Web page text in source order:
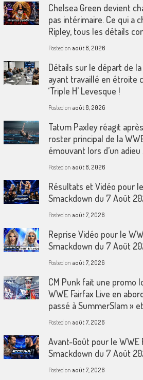
Chelsea Green devient
pas intérimaire. Ce qui a
Ripley, tous les détails
Posted on août 8, 2026
Détails sur le départ de
ayant travaillé en étroite
‘Triple H’ Levesque !
Posted on août 8, 2026
Tatum Paxley réagit
roster principal de la
émouvant lors d’un adieu
Posted on août 8, 2026
Résultats et Vidéo pour
Smackdown du 7 Août
Posted on août 7, 2026
Reprise Vidéo pour le
Smackdown du 7 Août
Posted on août 7, 2026
CM Punk fait une promo
WWE Fairfax Live en
passé à SummerSlam »
Posted on août 7, 2026
Avant-Goût pour le WWE
Smackdown du 7 Août
Posted on août 7, 2026